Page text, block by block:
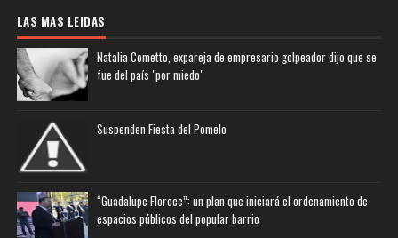
LAS MAS LEIDAS
Natalia Cometto, expareja de empresario golpeador dijo que se
fue del país "por miedo"
Suspenden Fiesta del Pomelo
“Guadalupe Florece”: un plan que iniciará el ordenamiento de
espacios públicos del popular barrio